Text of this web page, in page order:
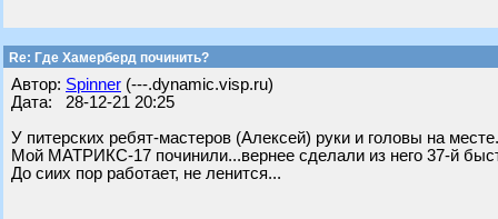
Re: Где Хамерберд починить?
Автор: Spinner (---.dynamic.visp.ru)
Дата: 28-12-21 20:25
У питерских ребят-мастеров (Алексей) руки и головы на
Мой МАТРИКС-17 починили...вернее сделали из него 37-й
До сиих пор работает, не ленится...